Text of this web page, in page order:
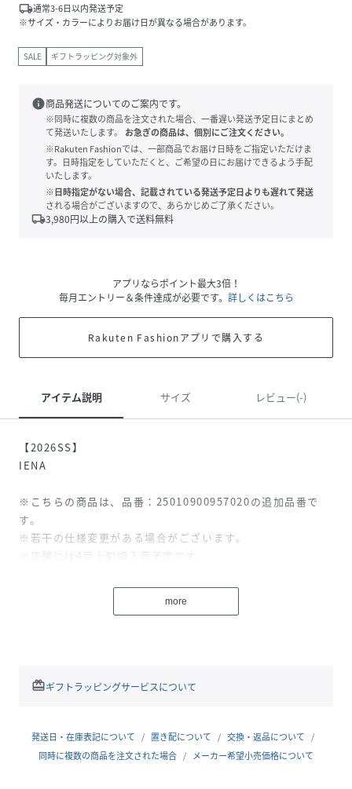
local_shipping通常3-6日以内発送予定
※サイズ・カラーによりお届け日が異なる場合があります。
SALE ギフトラッピング対象外
info商品発送についてのご案内です。
※同時に複数の商品を注文された場合、一番遅い発送予定日にまとめ
て発送いたします。
お急ぎの商品は、個別にご注文ください。
※Rakuten Fashionでは、一部商品でお届け日時をご指定いただけま
す。日時指定をしていただくと、ご希望の日にお届けできるよう手配
いたします。
※日時指定がない場合、記載されている発送予定日よりも遅れて発送
される場合がございますので、あらかじめご了承ください。
local_shipping3,980円以上の購入で送料無料
アプリならポイント最大3倍！
毎月エントリー＆条件達成が必要です。 詳しくはこちら
Rakuten Fashionアプリで購入する
アイテム説明 サイズ レビュー(-)
【2026SS】
IENA
※こちらの商品は、品番：25010900957020の追加品番で
す。
※若干の仕様変更がある場合がございます。
※店舗には4月上旬頃入荷予定です。
昨シーズンご好評いただいたリネンジャケットが新色で追加
軽い着心地が魅力の一着。
ご自宅で手洗いできるのも嬉しいポイント。
シルエットはダブル仕立てのボックスラインで、ほどよくマ
more
redeemギフトラッピングサービスについて
発送日・在庫表記について 置き配について
交換・返品について
同時に複数の商品を注文された場合
メーカー希望小売価格について